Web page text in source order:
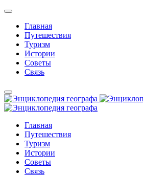
Главная
Путешествия
Туризм
Истории
Советы
Связь
Главная
Путешествия
Туризм
Истории
Советы
Связь